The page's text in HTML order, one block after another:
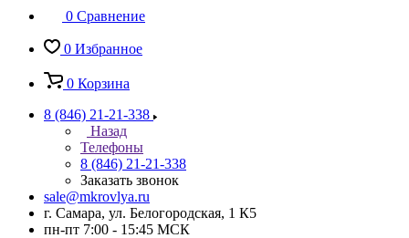
0 Сравнение
0 Избранное
0 Корзина
8 (846) 21-21-338
Назад
Телефоны
8 (846) 21-21-338
Заказать звонок
sale@mkrovlya.ru
г. Самара, ул. Белогородская, 1 К5
пн-пт 7:00 - 15:45 МСК